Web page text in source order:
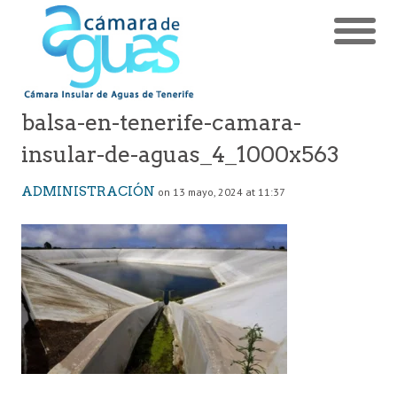
balsa-en-tenerife-camara-
insular-de-aguas_4_1000x563
ADMINISTRACIÓN on 13 mayo, 2024 at 11:37